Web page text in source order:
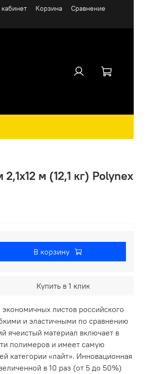
Корзина Сравнение
м (12,1 кг) Polynex
В корзину
Купить в 1 клик
листов российского
и эластичными по сравнению
ячеистый материал включает в
полимеров и имеет самую
категории «лайт». Инновационная
в 10 раз (от 5 до 50%)